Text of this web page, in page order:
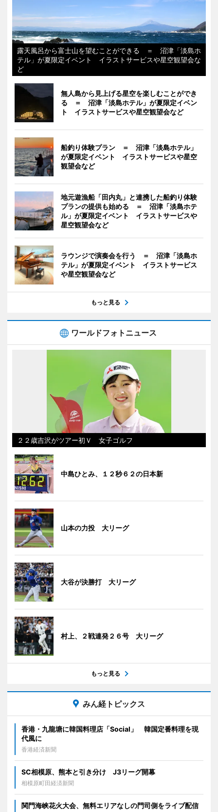
露天風呂から富士山を望むことができる ＝ 沼津「淡島ホ
テル」が夏限定イベント イラストサービスや星空観望会な
ど
無人島から見上げる星空を楽しむことができ
る ＝ 沼津「淡島ホテル」が夏限定イベン
ト イラストサービスや星空観望会など
船釣り体験プラン ＝ 沼津「淡島ホテル」
が夏限定イベント イラストサービスや星空
観望会など
地元遊漁船「田内丸」と連携した船釣り体験
プランの提供も始める ＝ 沼津「淡島ホテ
ル」が夏限定イベント イラストサービスや
星空観望会など
ラウンジで演奏会を行う ＝ 沼津「淡島ホ
テル」が夏限定イベント イラストサービス
や星空観望会など
もっと見る
ワールドフォトニュース
２２歳吉沢がツアー初Ｖ 女子ゴルフ
中島ひとみ、１２秒６２の日本新
山本の力投 大リーグ
大谷が決勝打 大リーグ
村上、２戦連発２６号 大リーグ
もっと見る
みん経トピックス
香港・九龍塘に韓国料理店「Social」 韓国定番料理を現
代風に
香港経済新聞
SC相模原、熊本と引き分け J3リーグ開幕
相模原町田経済新聞
関門海峡花火大会、無料エリアなしの門司側をライブ配信